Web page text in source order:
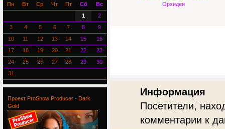
Орхидеи
Информация
Посетители,
комментарии к
Пн
Вт Ср Чт Пт Сб
Вс
1
2
3
4 5 6 7 8
9
10
11 12 13 14 15
16
17
18 19 20 21 22
23
24
25 26 27 28 29
30
31
Проект ProShow Producer - Dark
Gold